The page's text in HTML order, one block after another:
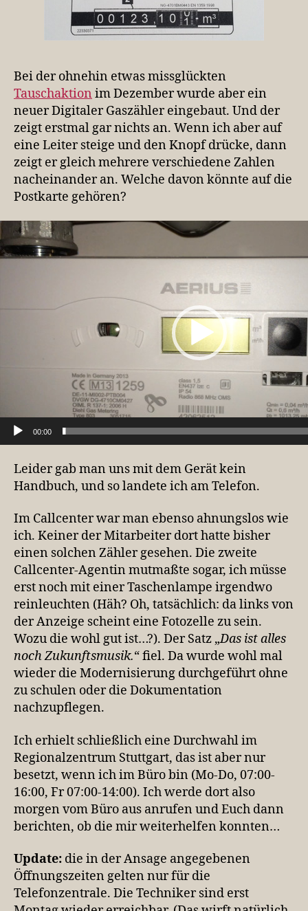
Bei der ohnehin etwas missglückten
Tauschaktion im Dezember wurde aber ein
neuer Digitaler Gaszähler eingebaut. Und der
zeigt erstmal gar nichts an. Wenn ich aber auf
eine Leiter steige und den Knopf drücke, dann
zeigt er gleich mehrere verschiedene Zahlen
nacheinander an. Welche davon könnte auf die
Postkarte gehören?
i
e
00:00
Leider gab man uns mit dem Gerät kein
Handbuch, und so landete ich am Telefon.
Im Callcenter war man ebenso ahnungslos wie
ich. Keiner der Mitarbeiter dort hatte bisher
einen solchen Zähler gesehen. Die zweite
Callcenter-Agentin mutmaßte sogar, ich müsse
erst noch mit einer Taschenlampe irgendwo
reinleuchten (Häh? Oh, tatsächlich: da links von
der Anzeige scheint eine Fotozelle zu sein.
Wozu die wohl gut ist…?). Der Satz „Das ist alles
noch Zukunftsmusik.“ fiel. Da wurde wohl mal
wieder die Modernisierung durchgeführt ohne
zu schulen oder die Dokumentation
nachzupflegen.
Ich erhielt schließlich eine Durchwahl im
Regionalzentrum Stuttgart, das ist aber nur
besetzt, wenn ich im Büro bin (Mo-Do, 07:00-
16:00, Fr 07:00-14:00). Ich werde dort also
morgen vom Büro aus anrufen und Euch dann
berichten, ob die mir weiterhelfen konnten…
Update: die in der Ansage angegebenen
Öffnungszeiten gelten nur für die
Telefonzentrale. Die Techniker sind erst